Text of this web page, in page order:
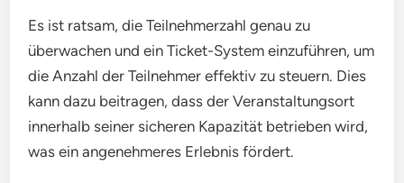
Es ist ratsam, die Teilnehmerzahl genau zu
überwachen und ein Ticket-System einzuführen, um
die Anzahl der Teilnehmer effektiv zu steuern. Dies
kann dazu beitragen, dass der Veranstaltungsort
innerhalb seiner sicheren Kapazität betrieben wird,
was ein angenehmeres Erlebnis fördert.